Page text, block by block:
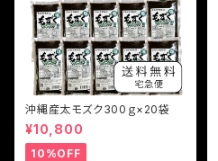
沖縄産太モズク300ｇ×20袋
¥10,800
10%OFF